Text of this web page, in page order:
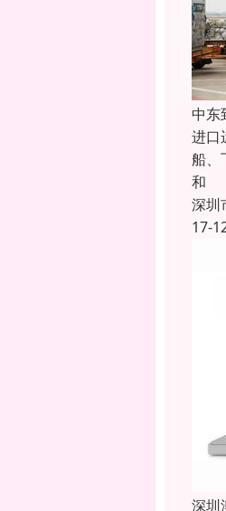
中东
进口
船、
和
深圳
17-
深圳